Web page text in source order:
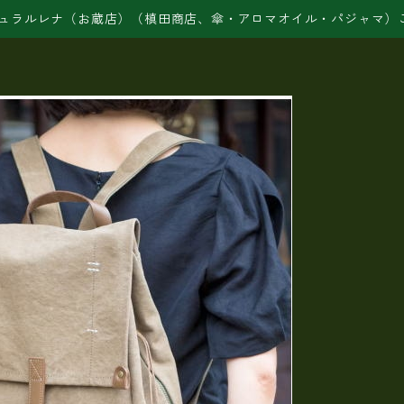
ラルレナ（お蔵店）（槙田商店、傘・アロマオイル・パジャマ）